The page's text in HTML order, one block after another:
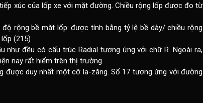
xúc của lốp xe với mặt đường. Chiều rộng lốp được đo từ
rộng bề mặt lốp: được tính bằng tỷ lệ bề dày/ chiều rộng
(215)
như đều có cấu trúc Radial tương ứng với chữ R. Ngoài ra,
nay rất hiếm trên thị trường
được duy nhất một cỡ la-zăng. Số 17 tương ứng với đường